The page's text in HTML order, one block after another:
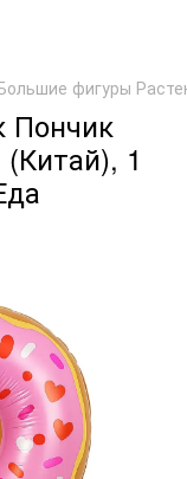
фигуры
Пончик
1